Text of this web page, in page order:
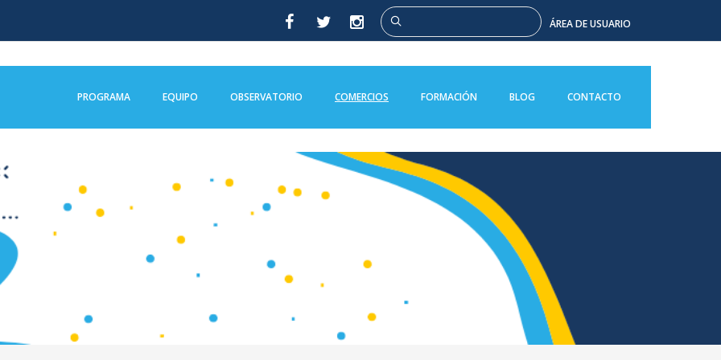
Buscar ÁREA DE USUARIO
PROGRAMA EQUIPO OBSERVATORIO COMERCIOS FORMACIÓN BLOG CONTACTO